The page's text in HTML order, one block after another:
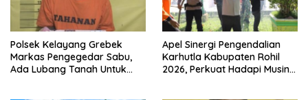
Polsek Kelayang Grebek
Markas Pengegedar Sabu,
Ada Lubang Tanah Untuk
Apel Sinergi Pengendalian
Karhutla Kabupaten Rohil
2026, Perkuat Hadapi Musin